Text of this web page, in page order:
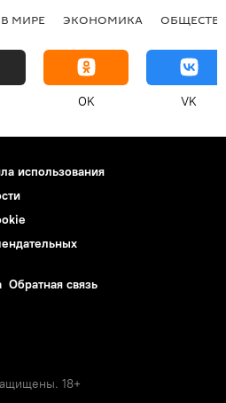
В МИРЕ ЭКОНОМИКА
OK VK
использования
Обратная связь
18+